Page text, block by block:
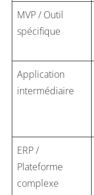
MVP / Outil
spécifique
Application
intermédiaire
ERP /
Plateforme
complexe